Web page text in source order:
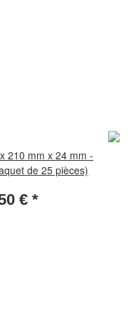
210 mm x 24 mm -
de 25 pièces)
€ *